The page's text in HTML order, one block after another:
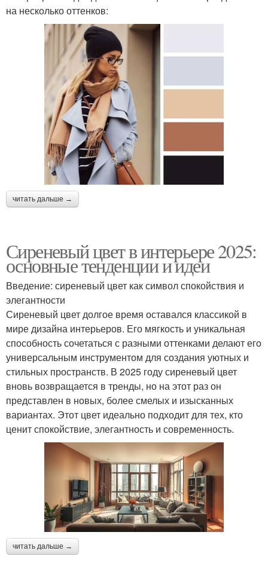
на несколько оттенков:
читать дальше →
Сиреневый цвет в интерьере 2025:
основные тенденции и идеи
Введение: сиреневый цвет как символ спокойствия и
элегантности
Сиреневый цвет долгое время оставался классикой в
мире дизайна интерьеров. Его мягкость и уникальная
способность сочетаться с разными оттенками делают его
универсальным инструментом для создания уютных и
стильных пространств. В 2025 году сиреневый цвет
вновь возвращается в тренды, но на этот раз он
представлен в новых, более смелых и изысканных
вариантах. Этот цвет идеально подходит для тех, кто
ценит спокойствие, элегантность и современность.
читать дальше →